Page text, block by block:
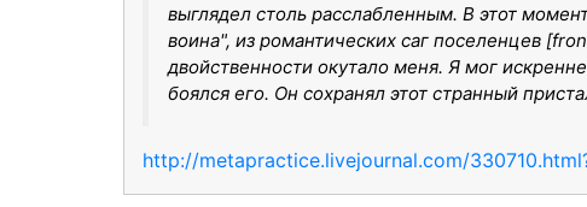
выглядел столь расслабленным. В этот
воина", из романтических саг поселенцев
двойственности окутало меня. Я мог
боялся его. Он сохранял этот странный
http://metapractice.livejournal.com/